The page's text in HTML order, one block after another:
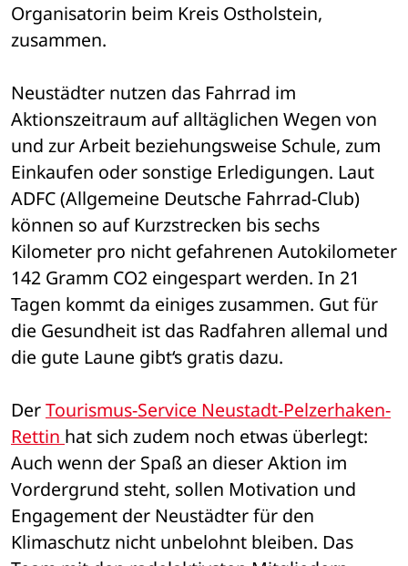
Organisatorin beim Kreis Ostholstein,
zusammen.
Neustädter nutzen das Fahrrad im
Aktionszeitraum auf alltäglichen Wegen von
und zur Arbeit beziehungsweise Schule, zum
Einkaufen oder sonstige Erledigungen. Laut
ADFC (Allgemeine Deutsche Fahrrad-Club)
können so auf Kurzstrecken bis sechs
Kilometer pro nicht gefahrenen Autokilometer
142 Gramm CO2 eingespart werden. In 21
Tagen kommt da einiges zusammen. Gut für
die Gesundheit ist das Radfahren allemal und
die gute Laune gibt‘s gratis dazu.
Der Tourismus-Service Neustadt-Pelzerhaken-
Rettin hat sich zudem noch etwas überlegt:
Auch wenn der Spaß an dieser Aktion im
Vordergrund steht, sollen Motivation und
Engagement der Neustädter für den
Klimaschutz nicht unbelohnt bleiben. Das